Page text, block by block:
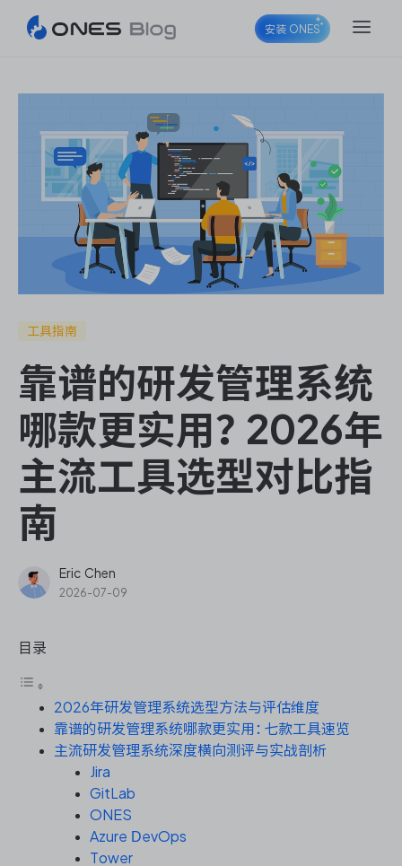
ONES Project
ONES Wiki
ONES Desk
ONES Assistant
敏捷研发管理
企业知识库管理
研发效能管理
DevOps
资源和工时管理
服务台和工单管理
安装 ONES
工具指南
靠谱的研发管理系统
哪款更实用？2026年
主流工具选型对比指
南
Eric Chen
2026-07-09
目录
2026年研发管理系统选型方法与评估维度
靠谱的研发管理系统哪款更实用：七款工具速览
主流研发管理系统深度横向测评与实战剖析
Jira
GitLab
ONES
Azure DevOps
Tower